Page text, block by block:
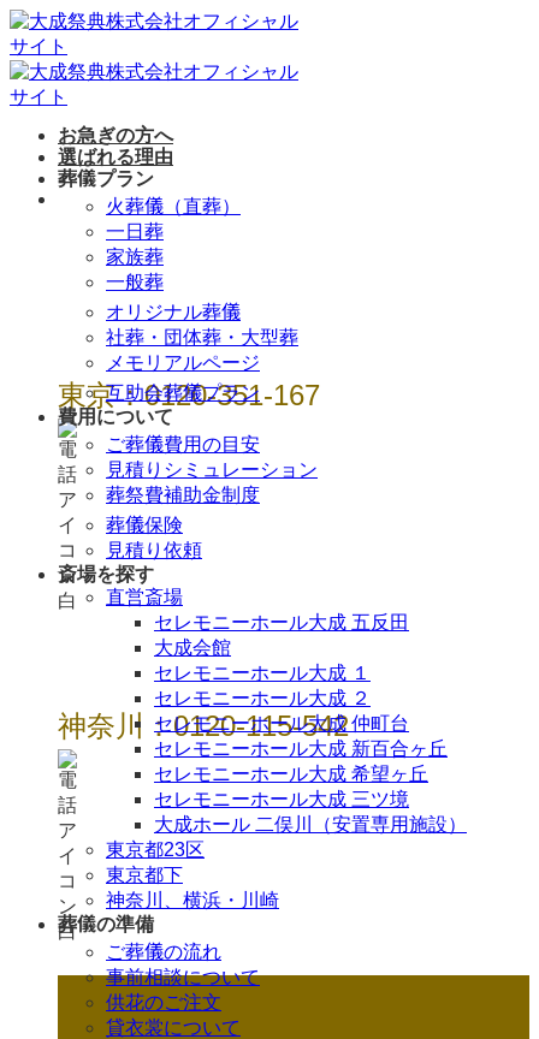
Skip
to
content
年中無休 / 24時
東京：0120-351-167
神奈川：0120-115-542
お急ぎの方へ
選ばれる理由
葬儀プラン
火葬儀（直葬）
一日葬
家族葬
一般葬
オリジナル葬儀
社葬・団体葬・大型葬
メモリアルページ
互助会葬儀プラン
費用について
ご葬儀費用の目安
見積りシミュレーション
葬祭費補助金制度
葬儀保険
見積り依頼
斎場を探す
直営斎場
セレモニーホール大成 五反田
大成会館
セレモニーホール大成 １
セレモニーホール大成 ２
セレモニーホール大成 仲町台
セレモニーホール大成 新百合ヶ丘
セレモニーホール大成 希望ヶ丘
セレモニーホール大成 三ツ境
大成ホール 二俣川（安置専用施設）
東京都23区
東京都下
神奈川、横浜・川崎
葬儀の準備
ご葬儀の流れ
事前相談について
供花のご注文
貸衣裳について